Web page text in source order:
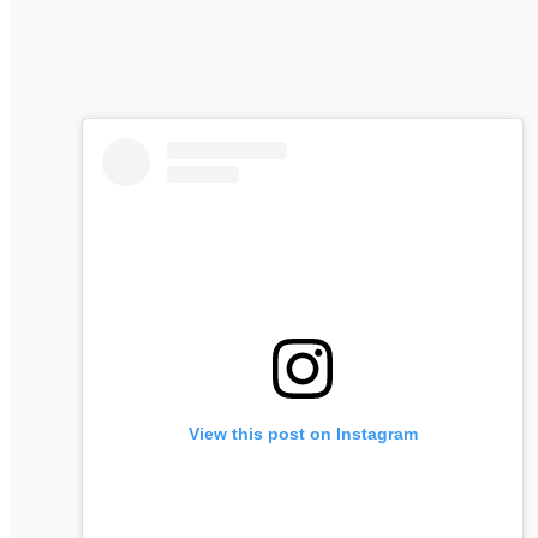
View this post on Instagram